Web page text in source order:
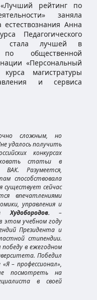
рейтинг по
заняла
естествознания Анна
Педагогического
стала лучшей в
общественной
«Персональный
магистратуры
и сервиса
сложным, но
удалось получить
конкурсах
статьи в
ВАК. Разумеется,
способствовала
сейчас
впечатлениями
управления и
Худобородов. –
этом учебном году
Президента и
стипендии.
в ежегодном
Победил
«Я – профессионал»,
посмотреть на
в своей